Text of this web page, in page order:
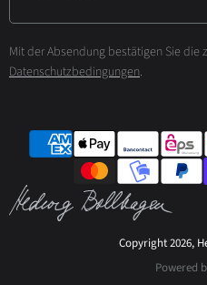
Mit der Absendung bestätigen Sie die
Datenschutzbedingungen.
Copyright 2026,
Powered